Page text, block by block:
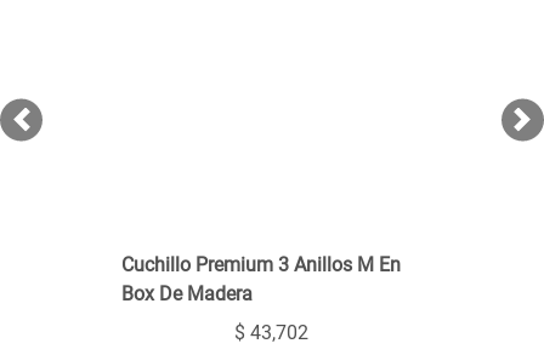
Previous
Cuchillo Premium 3 Anillos M En
Box De Madera
$ 43,702